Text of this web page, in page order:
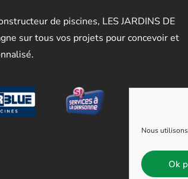
Nous
Ok
de piscines, LES JARDINS DE
sur tous vos projets pour concevoir et